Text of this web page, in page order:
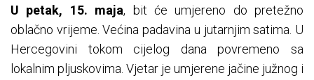
U petak, 15. maja, bit će umjereno do pretežno
oblačno vrijeme. Većina padavina u jutarnjim satima. U
Hercegovini tokom cijelog dana povremeno sa
lokalnim pljuskovima. Vjetar je umjerene jačine južnog i